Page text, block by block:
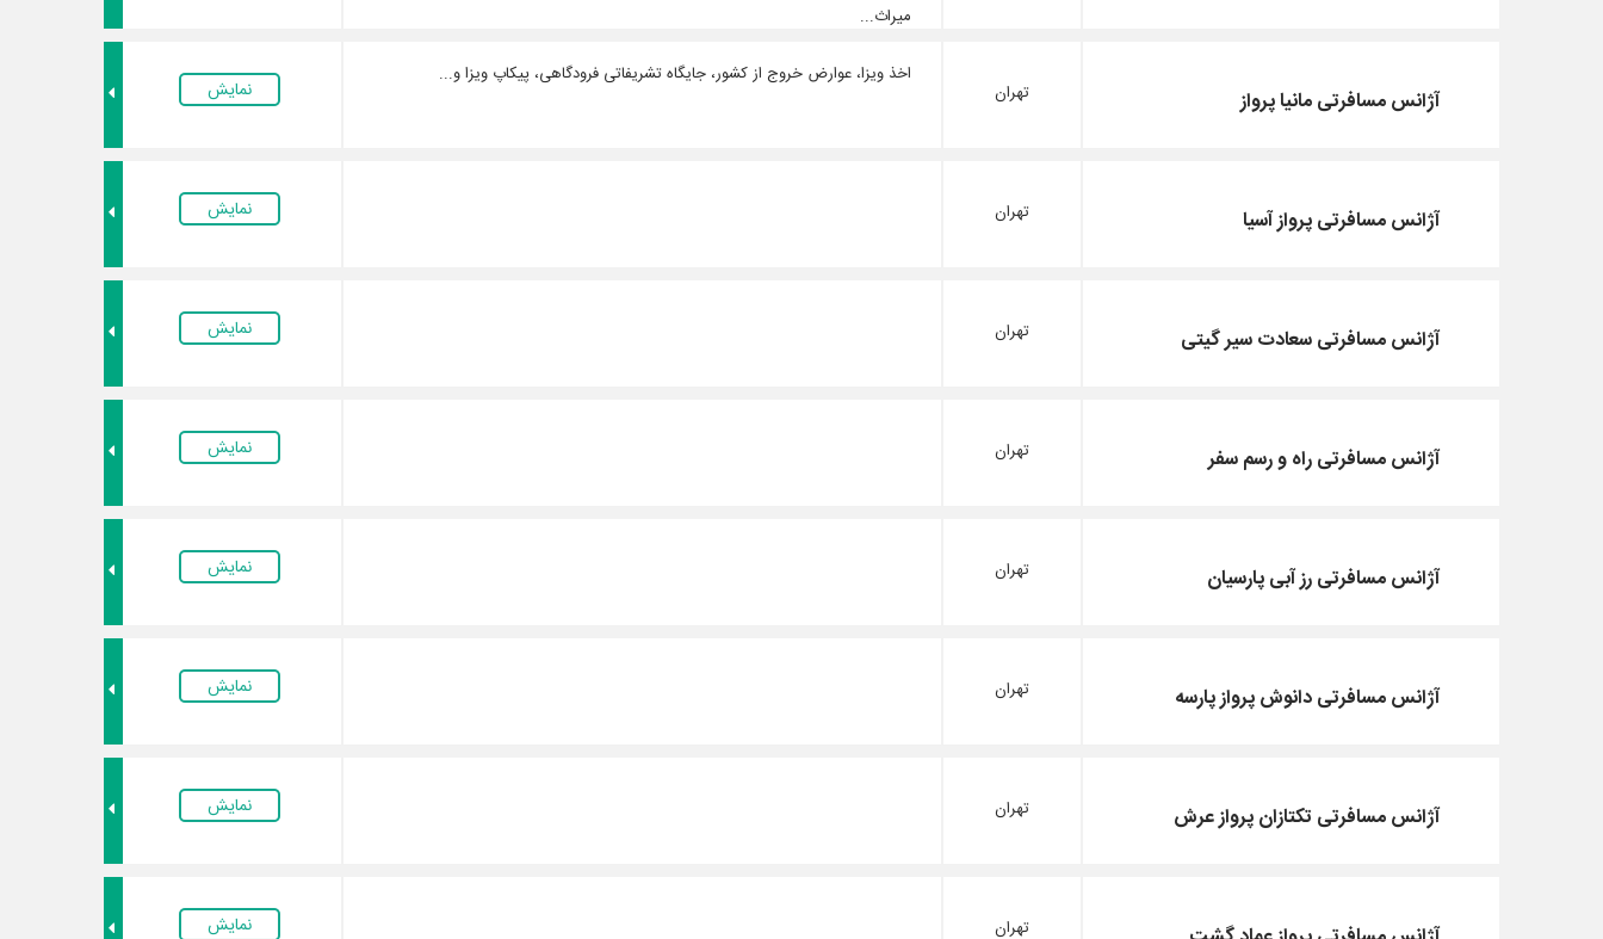
میراث...
آژانس مسافرتی مانیا پرواز تهران
اخذ ویزا، عوارض خروج از کشور، جایگاه تشریفاتی فرودگاهی، پیکاپ ویزا و...
نمایش
آژانس مسافرتی پرواز آسیا تهران نمایش
آژانس مسافرتی سعادت سیر گیتی تهران نمایش
آژانس مسافرتی راه و رسم سفر تهران نمایش
آژانس مسافرتی رز آبی پارسیان تهران نمایش
آژانس مسافرتی دانوش پرواز پارسه تهران نمایش
آژانس مسافرتی تکتازان پرواز عرش تهران نمایش
تهران نمایش